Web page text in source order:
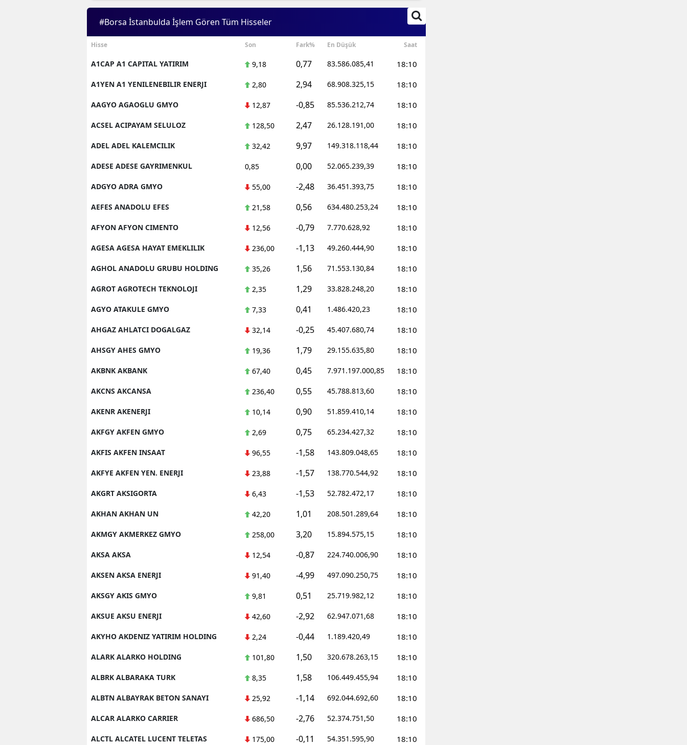
Edirne
#Borsa İstanbulda İşlem Gören Tüm Hisseler
Hisse Son Fark% En Düşük Saat
A1CAP A1 CAPITAL YATIRIM 9,18 0,77 83.586.085,41 18:10
A1YEN A1 YENILENEBILIR ENERJI 2,80 2,94 68.908.325,15 18:10
AAGYO AGAOGLU GMYO 12,87 -0,85 85.536.212,74 18:10
ACSEL ACIPAYAM SELULOZ 128,50 2,47 26.128.191,00 18:10
ADEL ADEL KALEMCILIK 32,42 9,97 149.318.118,44 18:10
ADESE ADESE GAYRIMENKUL 0,85 0,00 52.065.239,39 18:10
ADGYO ADRA GMYO 55,00 -2,48 36.451.393,75 18:10
AEFES ANADOLU EFES 21,58 0,56 634.480.253,24 18:10
AFYON AFYON CIMENTO 12,56 -0,79 7.770.628,92 18:10
AGESA AGESA HAYAT EMEKLILIK 236,00 -1,13 49.260.444,90 18:10
AGHOL ANADOLU GRUBU HOLDING 35,26 1,56 71.553.130,84 18:10
AGROT AGROTECH TEKNOLOJI 2,35 1,29 33.828.248,20 18:10
AGYO ATAKULE GMYO 7,33 0,41 1.486.420,23 18:10
AHGAZ AHLATCI DOGALGAZ 32,14 -0,25 45.407.680,74 18:10
AHSGY AHES GMYO 19,36 1,79 29.155.635,80 18:10
AKBNK AKBANK 67,40 0,45 7.971.197.000,85 18:10
AKCNS AKCANSA 236,40 0,55 45.788.813,60 18:10
AKENR AKENERJI 10,14 0,90 51.859.410,14 18:10
AKFGY AKFEN GMYO 2,69 0,75 65.234.427,32 18:10
AKFIS AKFEN INSAAT 96,55 -1,58 143.809.048,65 18:10
AKFYE AKFEN YEN. ENERJI 23,88 -1,57 138.770.544,92 18:10
AKGRT AKSIGORTA 6,43 -1,53 52.782.472,17 18:10
AKHAN AKHAN UN 42,20 1,01 208.501.289,64 18:10
AKMGY AKMERKEZ GMYO 258,00 3,20 15.894.575,15 18:10
AKSA AKSA 12,54 -0,87 224.740.006,90 18:10
AKSEN AKSA ENERJI 91,40 -4,99 497.090.250,75 18:10
AKSGY AKIS GMYO 9,81 0,51 25.719.982,12 18:10
AKSUE AKSU ENERJI 42,60 -2,92 62.947.071,68 18:10
AKYHO AKDENIZ YATIRIM HOLDING 2,24 -0,44 1.189.420,49 18:10
ALARK ALARKO HOLDING 101,80 1,50 320.678.263,15 18:10
ALBRK ALBARAKA TURK 8,35 1,58 106.449.455,94 18:10
ALBTN ALBAYRAK BETON SANAYI 25,92 -1,14 692.044.692,60 18:10
ALCAR ALARKO CARRIER 686,50 -2,76 52.374.751,50 18:10
ALCTL ALCATEL LUCENT TELETAS 175,00 -0,11 54.351.595,90 18:10